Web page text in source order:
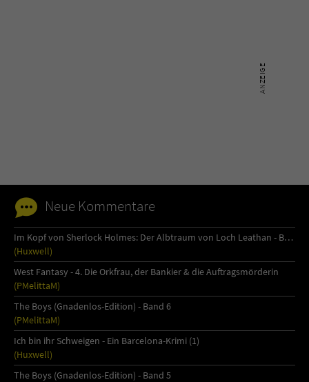
Neue Kommentare
Im Kopf von Sherlock Holmes: Der Albtraum von Loch Leathan - Buch 1
(Huxwell)
West Fantasy - 4. Die Orkfrau, der Bankier & die Auftragsmörderin
(PMelittaM)
The Boys (Gnadenlos-Edition) - Band 6
(PMelittaM)
Ich bin ihr Schweigen - Ein Barcelona-Krimi (1)
(Huxwell)
The Boys (Gnadenlos-Edition) - Band 5
Anbieter Literatur-Couch Medien GmbH & Co. KG
Laufzeit Session
Zweck
Dieses Cookie gewährleistet die
Benutzer. Es wird benötigt um z. B. den
Sicherheitscode des Kontaktformulars zu
überprüfen.